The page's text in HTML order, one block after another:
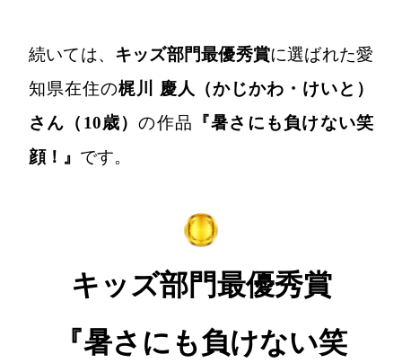
続いては、 キッズ部門最優秀賞に選ばれた愛
知県在住の梶川 慶人（かじかわ・けいと）
さん（10歳）の作品 『暑さにも負けない笑
顔！』 です。
キッズ部門最優秀賞
『暑さにも負けない笑